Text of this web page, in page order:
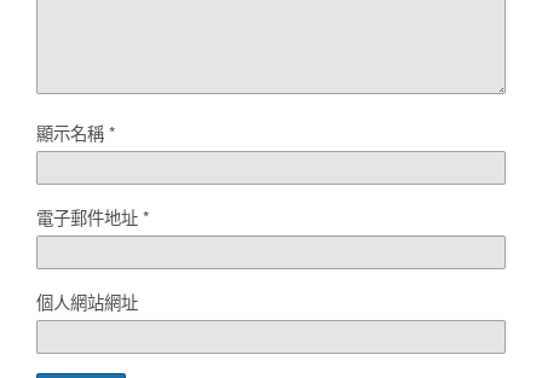
顯示名稱*
電子郵件地址*
個人網站網址